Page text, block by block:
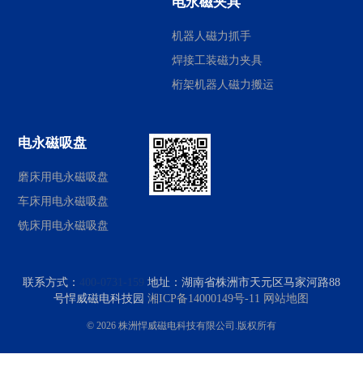
机器人磁力抓手
焊接工装磁力夹具
桁架机器人磁力搬运
电永磁吸盘
磨床用电永磁吸盘
车床用电永磁吸盘
铣床用电永磁吸盘
联系方式： 地址： 湖南省株洲市天元区马家河路88
号悍威磁电科技园湘ICP备14000149号-11 网站地图
© 2026 株洲悍威磁电科技有限公司.版权所有